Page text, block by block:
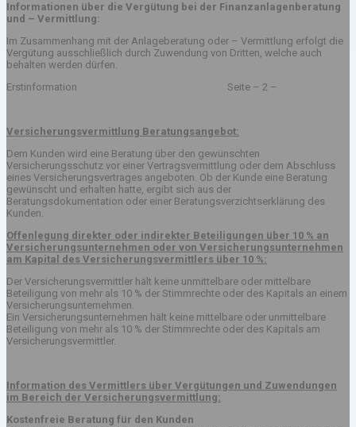
Informationen über die Vergütung bei der Finanzanlagenberatung
und – Vermittlung:
Im Zusammenhang mit der Anlageberatung oder – Vermittlung erfolgt die
Vergütung ausschließlich durch Zuwendung von Dritten, welche auch
behalten werden dürfen.
Erstinformation Seite – 2 –
Versicherungsvermittlung Beratungsangebot:
Dem Kunden wird eine Beratung über den gewünschten
Versicherungsschutz vor einer Vertragsvermittlung oder dem Abschluss
eines Versicherungsvertrages angeboten. Ob der Kunde eine Beratung
gewünscht und erhalten hatte, ergibt sich aus der
Beratungsdokumentation oder einer Beratungsverzichtserklärung des
Kunden.
Offenlegung direkter oder indirekter Beteiligungen über 10 % an
Versicherungsunternehmen oder von Versicherungsunternehmen
am Kapital des Versicherungsvermittlers über 10 %:
Der Versicherungsvermittler hält keine unmittelbare oder mittelbare
Beteiligung von mehr als 10 % der Stimmrechte oder des Kapitals an einem
Versicherungsunternehmen.
Ein Versicherungsunternehmen hält keine mittelbare oder unmittelbare
Beteiligung von mehr als 10 % der Stimmrechte oder des Kapitals am
Versicherungsvermittler.
Information des Vermittlers über Vergütungen und Zuwendungen
im Bereich der Versicherungsvermittlung:
Kostenfreie Beratung für den Kunden